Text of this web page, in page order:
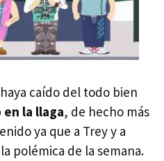
caído del todo bien
la llaga, de hecho más
ya que a Trey y a
polémica de la semana.